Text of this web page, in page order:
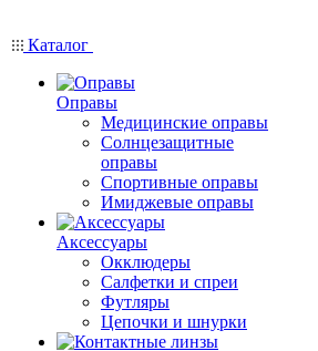
Каталог
Оправы
Медицинские оправы
Солнцезащитные
оправы
Спортивные оправы
Имиджевые оправы
Аксессуары
Окклюдеры
Салфетки и спреи
Футляры
Цепочки и шнурки